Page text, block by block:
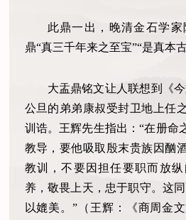
此鼎一出，晚清金石学
鼎“真三千年来之至宝”“是真本古
大盂鼎铭文让人联想到《
公旦的弟弟康叔受封卫地上任
训诰。王辉先生指出：“在册命
教导，要他吸取殷末贵族因酗
教训，不要因担任要职而放
养，敬畏上天，忠于职守。这
以媲美。”（王辉：《商周金